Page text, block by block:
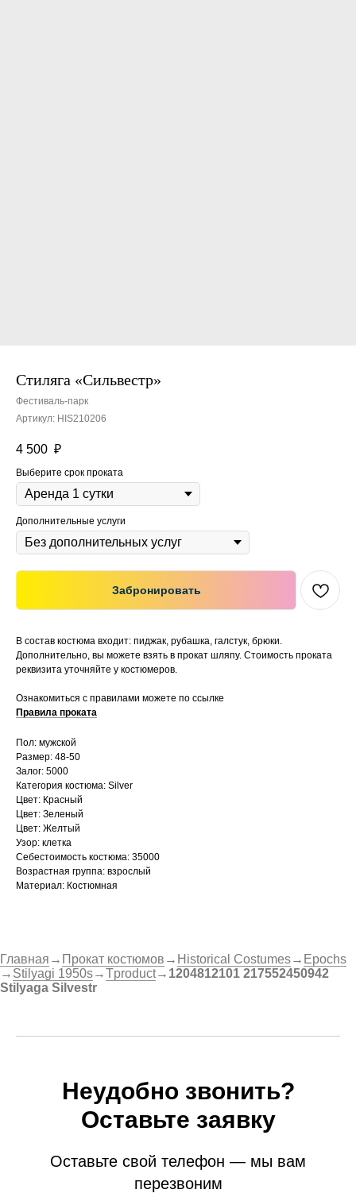
Стиляга «Сильвестр»
Фестиваль-парк
Артикул: HIS210206
4 500 ₽
Выберите срок проката
Дополнительные услуги
Забронировать
В состав костюма входит: пиджак, рубашка, галстук, брюки.
Дополнительно, вы можете взять в прокат шляпу. Стоимость проката
реквизита уточняйте у костюмеров.
Ознакомиться с правилами можете по ссылке
Правила проката
Пол: мужской
Размер: 48-50
Залог: 5000
Категория костюма: Silver
Цвет: Красный
Цвет: Зеленый
Цвет: Желтый
Узор: клетка
Себестоимость костюма: 35000
Возрастная группа: взрослый
Материал: Костюмная
Главная → Прокат костюмов → Historical Costumes→ Epochs
→ Stilyagi 1950s→Tproduct→ 1204812101 217552450942
Stilyaga Silvestr
Неудобно звонить?
Оставьте заявку
Оставьте свой телефон — мы вам
перезвоним